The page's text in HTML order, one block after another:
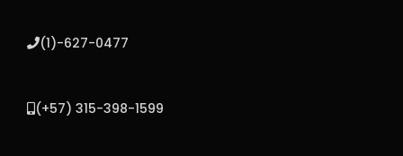
(1)-627-0477
(+57) 315-398-1599